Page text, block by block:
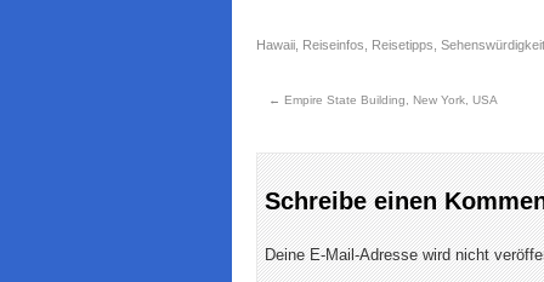
Hawaii Reiseinfos Reisetipps
← Empire State Building, New York, USA
Schreibe einen
Deine E-Mail-Adresse wird nicht